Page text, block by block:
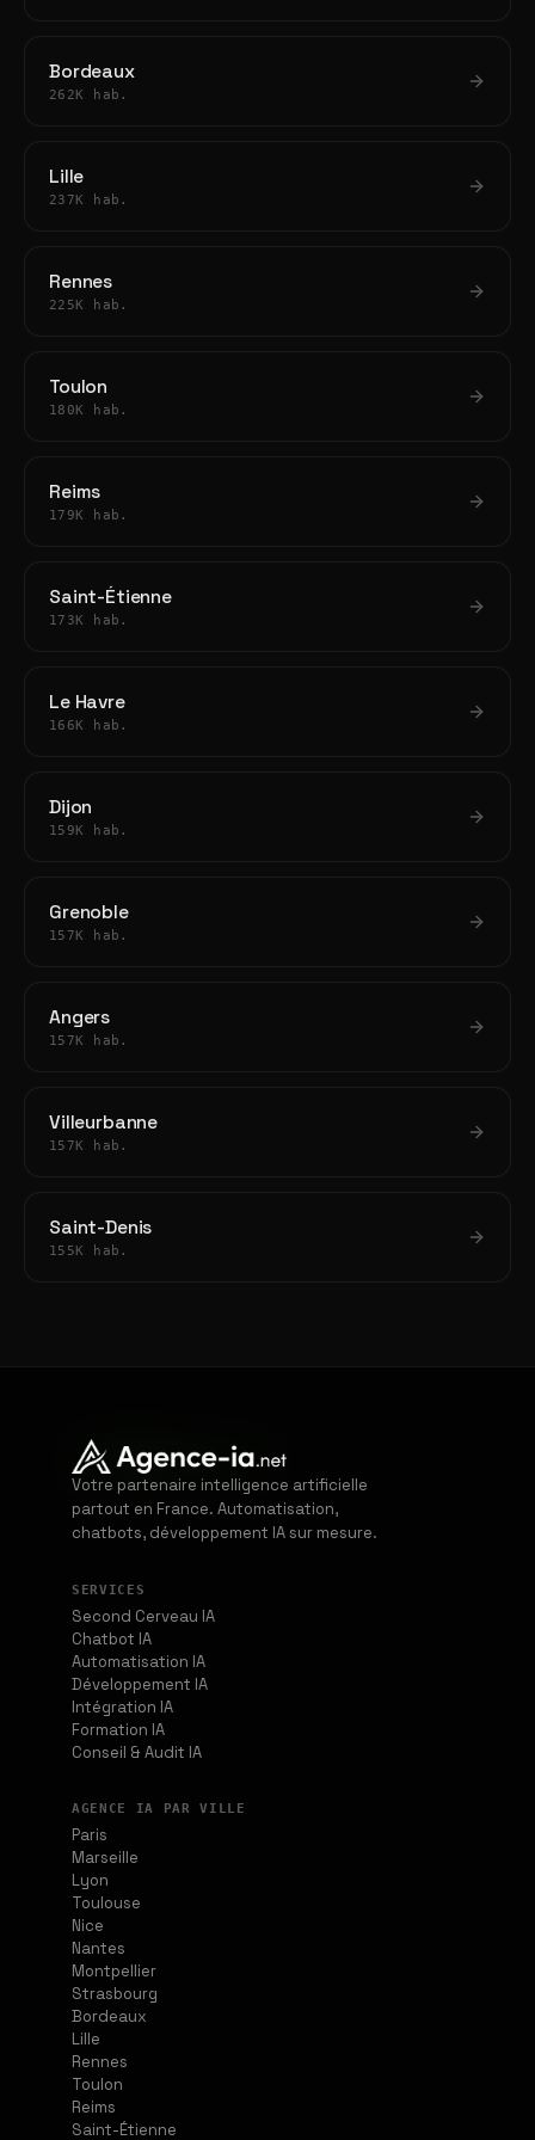
Bordeaux
262K hab.
Lille
237K hab.
Rennes
225K hab.
Toulon
180K hab.
Reims
179K hab.
Saint-Étienne
173K hab.
Le Havre
166K hab.
Dijon
159K hab.
Grenoble
157K hab.
Angers
157K hab.
Villeurbanne
157K hab.
Saint-Denis
155K hab.
Votre partenaire intelligence artificielle
partout en France. Automatisation,
chatbots, développement IA sur mesure.
SERVICES
Second Cerveau IA
Chatbot IA
Automatisation IA
Développement IA
Intégration IA
Formation IA
Conseil & Audit IA
AGENCE IA PAR VILLE
Paris
Marseille
Lyon
Toulouse
Nice
Nantes
Montpellier
Strasbourg
Bordeaux
Lille
Rennes
Toulon
Reims
Saint-Étienne